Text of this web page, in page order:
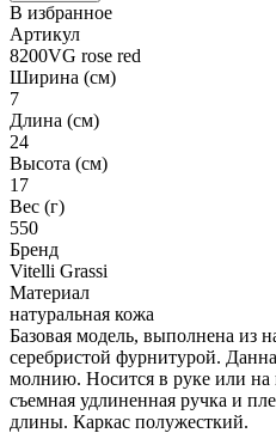
В избранное
Артикул
8200VG rose red
Ширина (см)
7
Длина (см)
24
Высота (см)
17
Вес (г)
550
Бренд
Vitelli Grassi
Материал
натуральная кожа
Базовая модель, выполнена из
серебристой фурнитурой.
молнию. Носится в руке или на
съемная удлиненная ручка и
длины. Каркас полужесткий.